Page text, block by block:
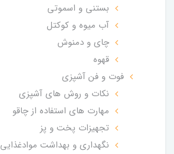
بستنی و اسموتی
آب میوه و کوکتل
چای و دمنوش
قهوه
فوت و فن آشپزی
نکات و روش های آشپزی
مهارت های استفاده از چاقو
تجهیزات پخت و پز
نگهداری و بهداشت موادغذایی